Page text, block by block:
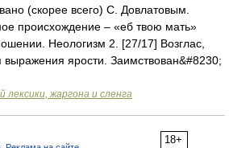
(скорее всего) С. Довлатовым.
происхождение – «еб твою мать»
Неологизм 2. [27/17] Возглас,
выражения ярости. Заимствован&#8230;
лексики, жаргона и сленга
18+